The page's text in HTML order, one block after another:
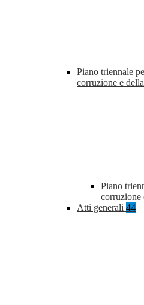
Piano triennale
corruzione e
Piano
corruzione
Atti generali 44